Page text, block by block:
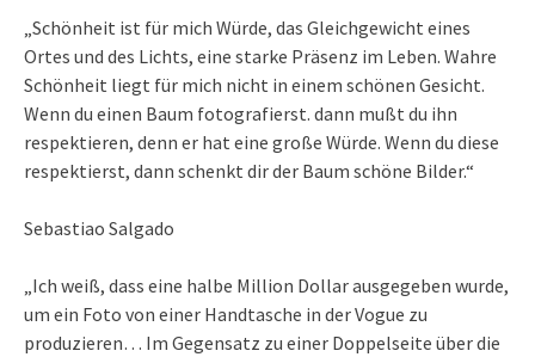
„Schönheit ist für mich Würde, das Gleichgewicht eines
Ortes und des Lichts, eine starke Präsenz im Leben. Wahre
Schönheit liegt für mich nicht in einem schönen Gesicht.
Wenn du einen Baum fotografierst. dann mußt du ihn
respektieren, denn er hat eine große Würde. Wenn du diese
respektierst, dann schenkt dir der Baum schöne Bilder.“
Sebastiao Salgado
„Ich weiß, dass eine halbe Million Dollar ausgegeben wurde,
um ein Foto von einer Handtasche in der Vogue zu
produzieren… Im Gegensatz zu einer Doppelseite über die